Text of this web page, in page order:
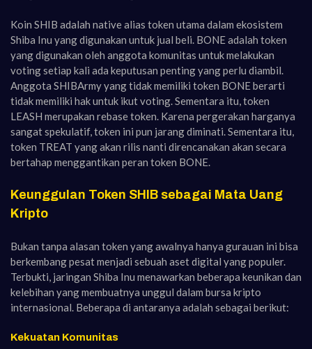
Koin SHIB adalah native alias token utama dalam ekosistem
Shiba Inu yang digunakan untuk jual beli. BONE adalah token
yang digunakan oleh anggota komunitas untuk melakukan
voting setiap kali ada keputusan penting yang perlu diambil.
Anggota SHIBArmy yang tidak memiliki token BONE berarti
tidak memiliki hak untuk ikut voting. Sementara itu, token
LEASH merupakan rebase token. Karena pergerakan harganya
sangat spekulatif, token ini pun jarang diminati. Sementara itu,
token TREAT yang akan rilis nanti direncanakan akan secara
bertahap menggantikan peran token BONE.
Keunggulan Token SHIB sebagai Mata Uang
Kripto
Bukan tanpa alasan token yang awalnya hanya gurauan ini bisa
berkembang pesat menjadi sebuah aset digital yang populer.
Terbukti, jaringan Shiba Inu menawarkan beberapa keunikan dan
kelebihan yang membuatnya unggul dalam bursa kripto
internasional. Beberapa di antaranya adalah sebagai berikut:
Kekuatan Komunitas